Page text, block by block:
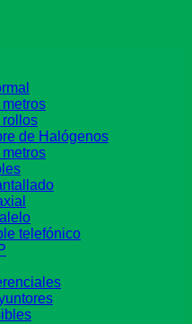
metros
rollos
de Halógenos
metros
telefónico